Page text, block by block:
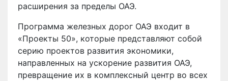
расширения за пределы ОАЭ.
Программа железных дорог ОАЭ входит в
«Проекты 50», которые представляют собой
серию проектов развития экономики,
направленных на ускорение развития ОАЭ,
превращение их в комплексный центр во всех